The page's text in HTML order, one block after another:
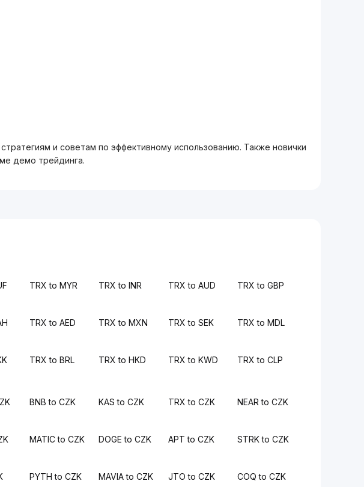
и советам по эффективному использованию. Также новички
демо трейдинга.
TRX to MYR TRX to INR TRX to AUD TRX to GBP
TRX to AED TRX to MXN TRX to SEK TRX to MDL
TRX to BRL TRX to HKD TRX to KWD TRX to CLP
BNB to CZK KAS to CZK TRX to CZK NEAR to CZK
MATIC to CZK DOGE to CZK APT to CZK STRK to CZK
PYTH to CZK MAVIA to CZK JTO to CZK COQ to CZK